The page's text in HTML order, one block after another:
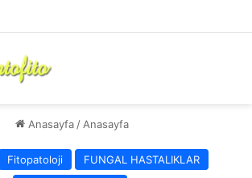
Anasayfa / Anasayfa
Fitopatoloji
FUNGAL HASTALIKLAR